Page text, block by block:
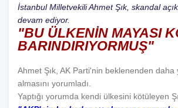
İstanbul Milletvekili Ahmet Şık, skandal
devam ediyor.
"BU ÜLKENİN MAYASI
BARINDIRIYORMUŞ"
Ahmet Şık, AK Parti'nin beklenenden daha
almasını yorumladı.
Yaptığı yorumda kendi ülkesini kötüleyen